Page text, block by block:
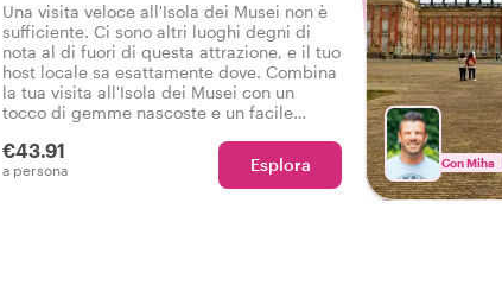
Una visita veloce all'Isola dei Musei non è
sufficiente. Ci sono altri luoghi degni di
nota al di fuori di questa attrazione, e il tuo
host locale sa esattamente dove. Combina
la tua visita all'Isola dei Musei con un
tocco di gemme nascoste e un facile
pronto per divertirti!
€43.91
a persona Esplora Con Miha